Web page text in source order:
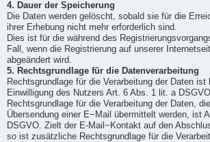
4. Dauer der Speicherung
Die Daten werden gelöscht, sobald sie für die
ihrer Erhebung nicht mehr erforderlich sind.
Dies ist für die während des
Fall, wenn die Registrierung auf unserer
abgeändert wird.
5. Rechtsgrundlage für die Datenverarbeitung
Rechtsgrundlage für die Verarbeitung der Daten ist
Einwilligung des Nutzers Art. 6 Abs. 1 lit. a
Rechtsgrundlage für die Verarbeitung der Daten,
Übersendung einer E−Mail übermittelt werden, ist
DSGVO. Zielt der E-Mail−Kontakt auf den
so ist zusätzliche Rechtsgrundlage für die